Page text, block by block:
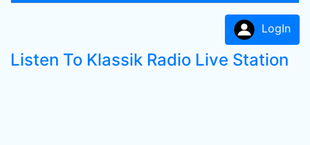
LogIn
Listen To Klassik Radio Live Station